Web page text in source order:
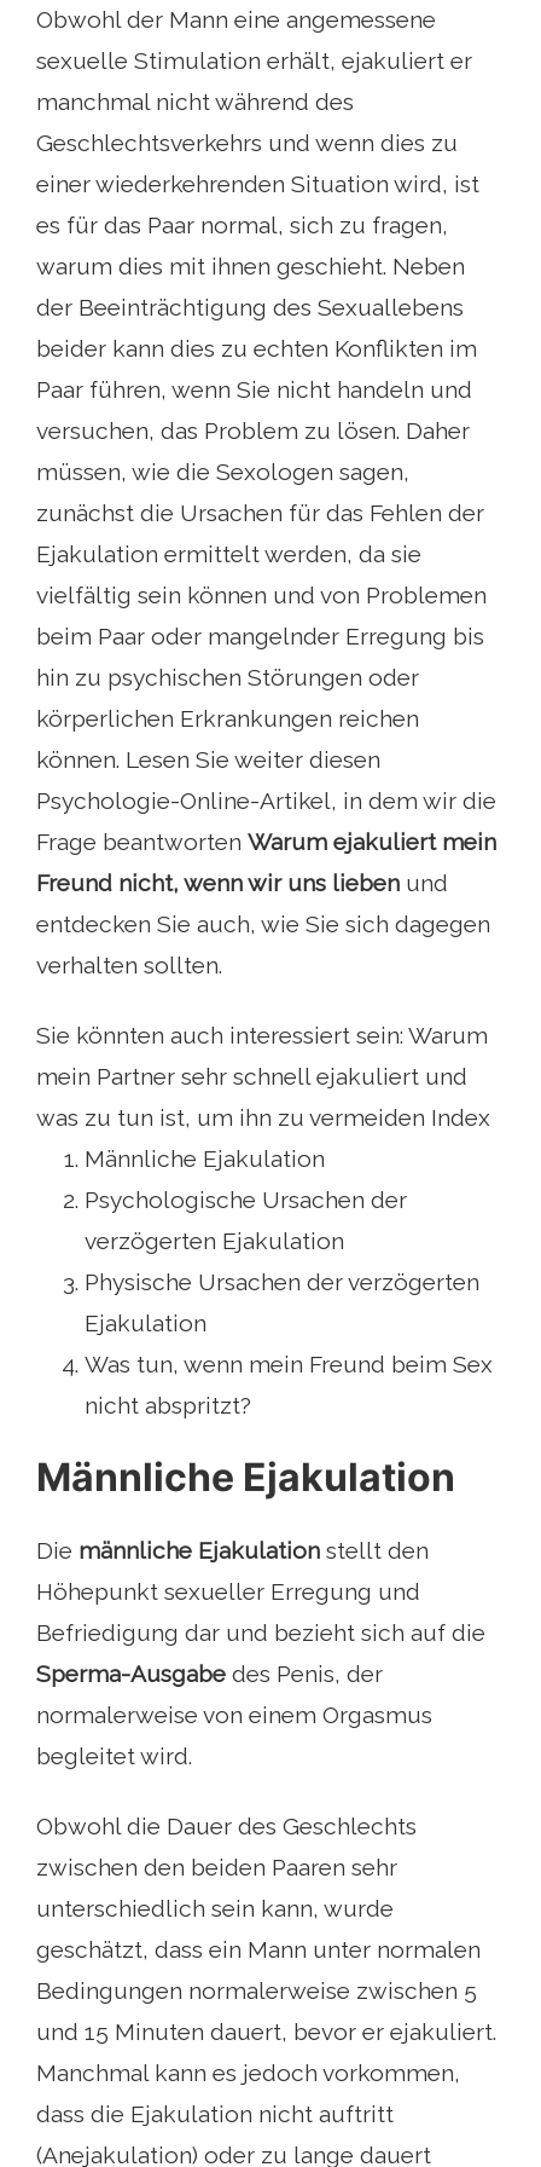
Obwohl der Mann eine angemessene
sexuelle Stimulation erhält, ejakuliert er
manchmal nicht während des
Geschlechtsverkehrs und wenn dies zu
einer wiederkehrenden Situation wird, ist
es für das Paar normal, sich zu fragen,
warum dies mit ihnen geschieht. Neben
der Beeinträchtigung des Sexuallebens
beider kann dies zu echten Konflikten im
Paar führen, wenn Sie nicht handeln und
versuchen, das Problem zu lösen. Daher
müssen, wie die Sexologen sagen,
zunächst die Ursachen für das Fehlen der
Ejakulation ermittelt werden, da sie
vielfältig sein können und von Problemen
beim Paar oder mangelnder Erregung bis
hin zu psychischen Störungen oder
körperlichen Erkrankungen reichen
können. Lesen Sie weiter diesen
Psychologie-Online-Artikel, in dem wir die
Frage beantworten Warum ejakuliert mein
Freund nicht, wenn wir uns lieben und
entdecken Sie auch, wie Sie sich dagegen
verhalten sollten.
Sie könnten auch interessiert sein: Warum
mein Partner sehr schnell ejakuliert und
was zu tun ist, um ihn zu vermeiden Index
Männliche Ejakulation
Psychologische Ursachen der
verzögerten Ejakulation
Physische Ursachen der verzögerten
Ejakulation
Was tun, wenn mein Freund beim Sex
nicht abspritzt?
Männliche Ejakulation
Die männliche Ejakulation stellt den
Höhepunkt sexueller Erregung und
Befriedigung dar und bezieht sich auf die
Sperma-Ausgabe des Penis, der
normalerweise von einem Orgasmus
begleitet wird.
Obwohl die Dauer des Geschlechts
zwischen den beiden Paaren sehr
unterschiedlich sein kann, wurde
geschätzt, dass ein Mann unter normalen
Bedingungen normalerweise zwischen 5
und 15 Minuten dauert, bevor er ejakuliert.
Manchmal kann es jedoch vorkommen,
dass die Ejakulation nicht auftritt
(Anejakulation) oder zu lange dauert